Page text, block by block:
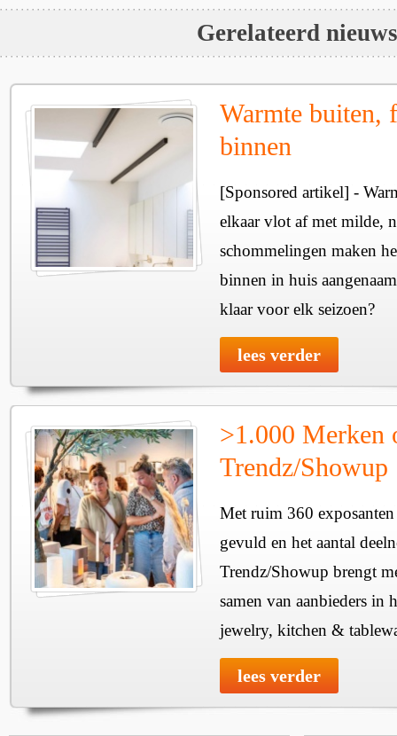
Gerelateerd nieuws
Warmte buiten,
binnen
[Sponsored artikel] -
elkaar vlot af met milde,
schommelingen maken
binnen in huis
klaar voor elk seizoen?
lees verder
>1.000 Merken
Trendz/Showup
Met ruim 360
gevuld en het aantal
Trendz/Showup brengt
samen van aanbieders in
jewelry, kitchen &
lees verder